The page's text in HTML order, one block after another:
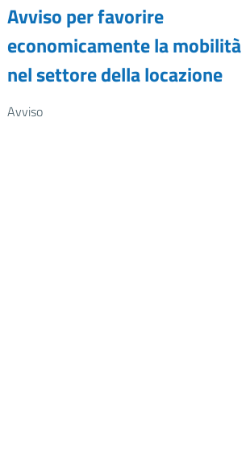
Avviso per favorire
economicamente la mobilità
nel settore della locazione
Avviso